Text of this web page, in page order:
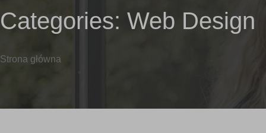
Categories: Web Design
Strona główna